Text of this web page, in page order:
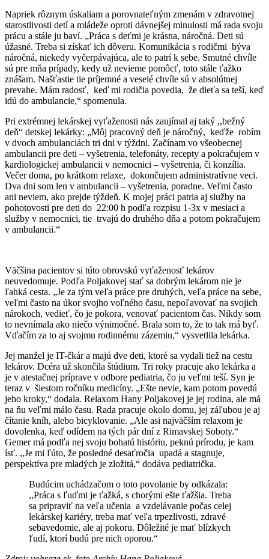
Napriek rôznym úskaliam a porovnateľným zmenám v zdravotnej
starostlivosti detí a mládeže oproti dávnejšej minulosti má rada svoju
prácu a stále ju baví. „Práca s deťmi je krásna, náročná. Deti sú
úžasné. Treba si získať ich dôveru. Komunikácia s rodičmi býva
náročná, niekedy vyčerpávajúca, ale to patrí k sebe. Smutné chvíle
sú pre mňa prípady, kedy už nevieme pomôcť, toto stále ťažko
znášam. Našťastie tie príjemné a veselé chvíle sú v absolútnej
prevahe. Mám radosť, keď mi rodičia povedia, že dieťa sa teší, keď
idú do ambulancie,“ spomenula.
Pri extrémnej lekárskej vyťaženosti nás zaujímal aj taký ,,bežný
deň“ detskej lekárky: „Môj pracovný deň je náročný, keďže robím
v dvoch ambulanciách tri dni v týždni. Začínam vo všeobecnej
ambulancii pre deti – vyšetrenia, telefonáty, recepty a pokračujem v
kardiologickej ambulancii v nemocnici – vyšetrenia, či konzília.
Večer doma, po krátkom relaxe, dokončujem administratívne veci.
Dva dni som len v ambulancii – vyšetrenia, poradne. Veľmi často
ani neviem, ako prejde týždeň. K mojej práci patria aj služby na
pohotovosti pre deti do 22:00 h podľa rozpisu 1-3x v mesiaci a
služby v nemocnici, tie trvajú do druhého dňa a potom pokračujem
v ambulancii.“
Väčšina pacientov si túto obrovskú vyťaženosť lekárov
neuvedomuje. Podľa Poljakovej stať sa dobrým lekárom nie je
ľahká cesta. „Je za tým veľa práce pre druhých, veľa práce na sebe,
veľmi často na úkor svojho voľného času, nepoľavovať na svojich
nárokoch, vedieť, čo je pokora, venovať pacientom čas. Nikdy som
to nevnímala ako niečo výnimočné. Brala som to, že to tak má byť.
Vďačím za to aj svojmu rodinnému zázemiu,“ vysvetlila lekárka.
Jej manžel je IT-čkár a majú dve deti, ktoré sa vydali tiež na cestu
lekárov. Dcéra už skončila štúdium. Tri roky pracuje ako lekárka a
je v atestačnej príprave v odbore pediatria, čo ju veľmi teší. Syn je
teraz v šiestom ročníku medicíny. „Ešte nevie, kam potom povedú
jeho kroky,“ dodala. Relaxom Hany Poljakovej je jej rodina, ale má
na ňu veľmi málo času. Rada pracuje okolo domu, jej záľubou je aj
čítanie kníh, alebo bicyklovanie. „Ale asi najväčším relaxom je
dovolenka, keď odídem na tých pár dní z Rimavskej Soboty.“
Gemer má podľa nej svoju bohatú históriu, peknú prírodu, je kam
ísť. ,,Je mi ľúto, že posledné desaťročia upadá a stagnuje,
perspektíva pre mladých je zložitá,“ dodáva pediatrička.
Budúcim uchádzačom o toto povolanie by odkázala:
,,Práca s ľuďmi je ťažká, s chorými ešte ťažšia. Treba
sa pripraviť na veľa učenia a vzdelávanie počas celej
lekárskej kariéry, treba mať veľa trpezlivosti, zdravé
sebavedomie, ale aj pokoru. Dôležité je mať blízkych
ľudí, ktorí budú pre nich oporou.“